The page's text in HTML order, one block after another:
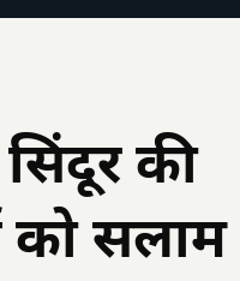
की
को सलाम